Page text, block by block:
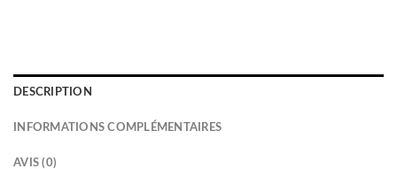
DESCRIPTION
INFORMATIONS COMPLÉMENTAIRES
AVIS (0)